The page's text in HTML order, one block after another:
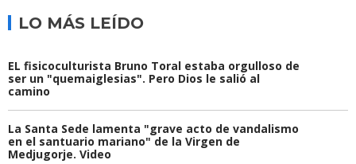
LO MÁS LEÍDO
EL fisicoculturista Bruno Toral estaba orgulloso de
ser un "quemaiglesias". Pero Dios le salió al
camino
La Santa Sede lamenta "grave acto de vandalismo
en el santuario mariano" de la Virgen de
Medjugorje. Video